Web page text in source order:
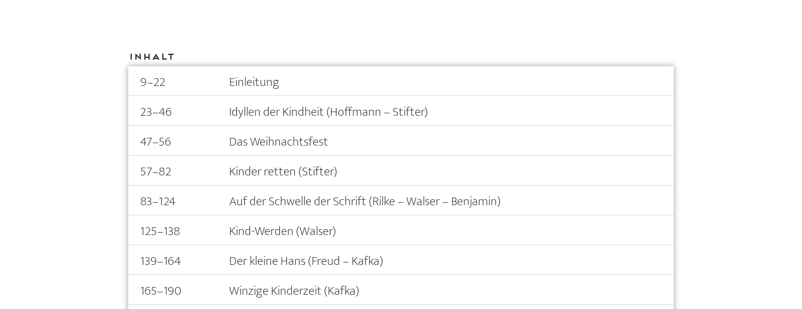
Inhalt
9–22
Einleitung
23–46
Idyllen der Kindheit (Hoffmann – Stifter)
47–56
Das Weihnachtsfest
57–82
Kinder retten (Stifter)
83–124
Auf der Schwelle der Schrift (Rilke – Walser – Benjamin)
125–138
Kind-Werden (Walser)
139–164
Der kleine Hans (Freud – Kafka)
165–190
Winzige Kinderzeit (Kafka)